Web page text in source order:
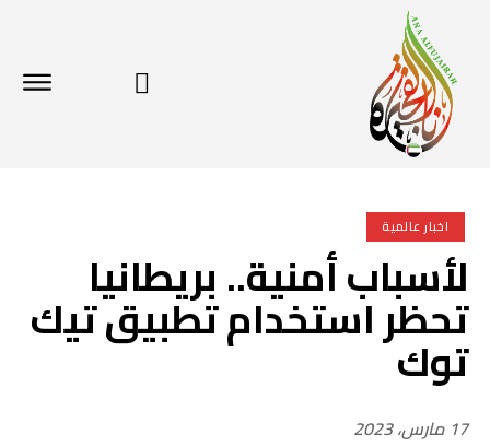
اخبار عالمية
لأسباب أمنية.. بريطانيا
تحظر استخدام تطبيق تيك
توك
17 مارس، 2023